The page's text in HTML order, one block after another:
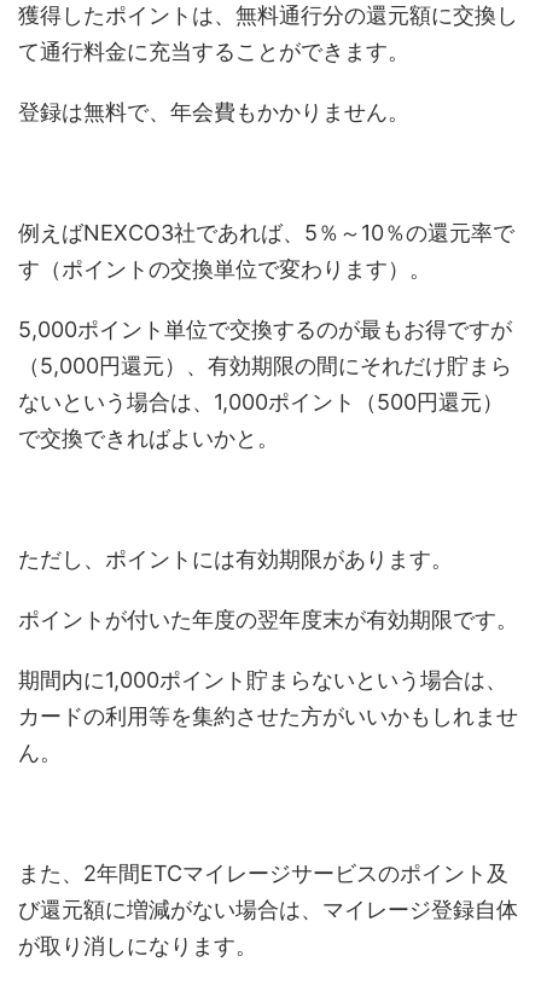
獲得したポイントは、無料通行分の還元額に交換し
て通行料金に充当することができます。
登録は無料で、年会費もかかりません。
例えばNEXCO3社であれば、5％～10％の還元率で
す（ポイントの交換単位で変わります）。
5,000ポイント単位で交換するのが最もお得ですが
（5,000円還元）、有効期限の間にそれだけ貯まら
ないという場合は、1,000ポイント（500円還元）
で交換できればよいかと。
ただし、ポイントには有効期限があります。
ポイントが付いた年度の翌年度末が有効期限です。
期間内に1,000ポイント貯まらないという場合は、
カードの利用等を集約させた方がいいかもしれませ
ん。
また、2年間ETCマイレージサービスのポイント及
び還元額に増減がない場合は、マイレージ登録自体
が取り消しになります。